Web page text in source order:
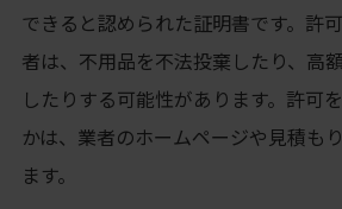
できると認められた証明書です。許
者は、不用品を不法投棄したり、高
したりする可能性があります。許可
かは、業者のホームページや見積も
ます。